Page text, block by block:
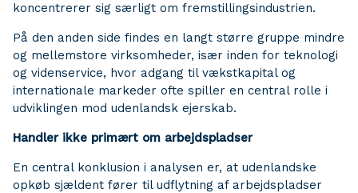
koncentrerer sig særligt om fremstillingsindustrien.
På den anden side findes en langt større gruppe mindre
og mellemstore virksomheder, især inden for teknologi
og videnservice, hvor adgang til vækstkapital og
internationale markeder ofte spiller en central rolle i
udviklingen mod udenlandsk ejerskab.
Handler ikke primært om arbejdspladser
En central konklusion i analysen er, at udenlandske
opkøb sjældent fører til udflytning af arbejdspladser